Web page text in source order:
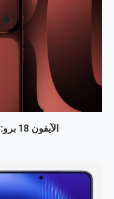
الآيفون 18 برو: لونٌ جديد يلوّن المستقبل.